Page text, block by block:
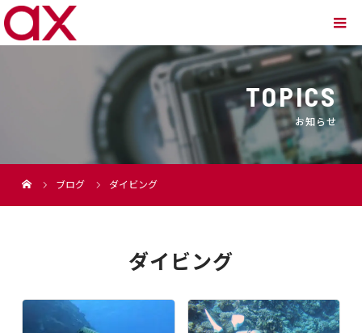
TOPICS
お知らせ
ブログ ダイビング
ダイビング